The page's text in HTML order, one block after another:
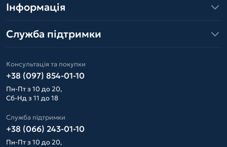
Інформація
Служба підтримки
Консультація та покупки
+38 (097) 854-01-10
Пн-Пт з 10 до 20,
Сб-Нд з 11 до 18
Служба підтримки
+38 (066) 243-01-10
Пн-Пт з 10 до 20,